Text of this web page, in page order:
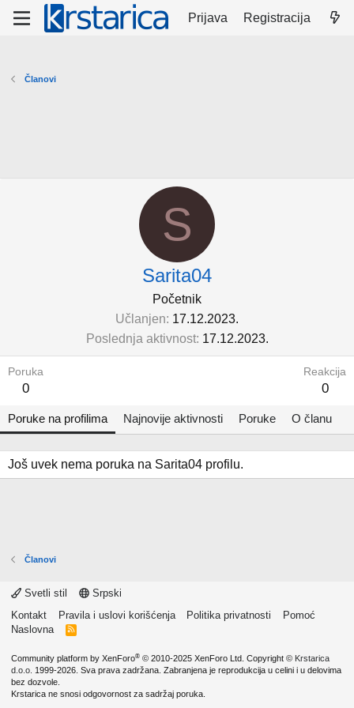
Prijava Registracija
Članovi
S
Sarita04
Početnik
Učlanjen 17.12.2023.
Poslednja aktivnost 17.12.2023.
Poruka
0
Reakcija
0
Poruke na profilima Najnovije aktivnosti Poruke O članu
Još uvek nema poruka na Sarita04 profilu.
Članovi
Svetli stil
Srpski
Kontakt
Pravila i uslovi korišćenja Politika privatnosti
Pomoć
Naslovna
R
Community platform by XenForo® © 2010-2025 XenForo Ltd. Copyright © Krstarica
d.o.o. 1999-2026. Sva prava zadržana. Zabranjena je reprodukcija u celini i u delovima
bez dozvole.
Krstarica ne snosi odgovornost za sadržaj poruka.